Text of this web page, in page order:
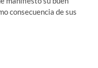
consecuencia de sus